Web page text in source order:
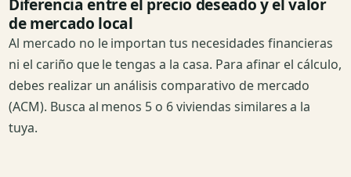
Diferencia entre el precio deseado y el valor
de mercado local
Al mercado no le importan tus necesidades financieras
ni el cariño que le tengas a la casa. Para afinar el cálculo,
debes realizar un análisis comparativo de mercado
(ACM). Busca al menos 5 o 6 viviendas similares a la
tuya.